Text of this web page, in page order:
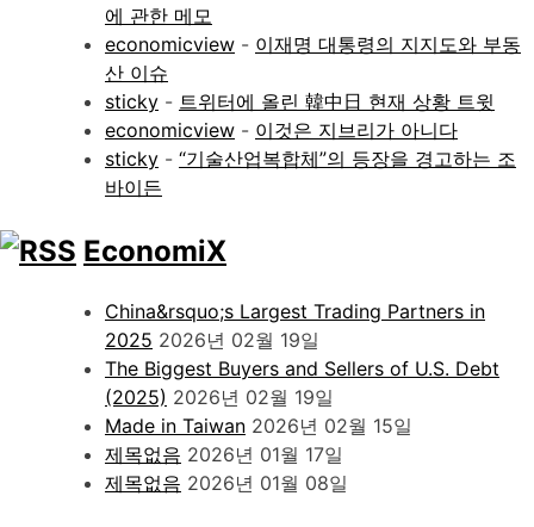
에 관한 메모
economicview - 이재명 대통령의 지지도와 부동
산 이슈
sticky - 트위터에 올린 韓中日 현재 상황 트윗
economicview - 이것은 지브리가 아니다
sticky - “기술산업복합체”의 등장을 경고하는 조
바이든
EconomiX
China&rsquo;s Largest Trading Partners in
2025 2026년 02월 19일
The Biggest Buyers and Sellers of U.S. Debt
(2025) 2026년 02월 19일
Made in Taiwan 2026년 02월 15일
제목없음 2026년 01월 17일
제목없음 2026년 01월 08일